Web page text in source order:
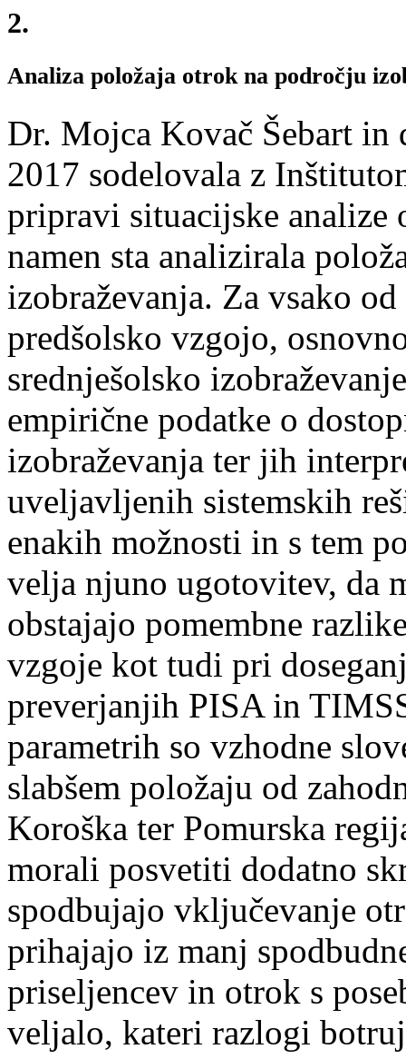
2.
Analiza položaja otrok na področju
Dr. Mojca Kovač Šebart in
2017 sodelovala z
pripravi situacijske
namen sta analizirala
izobraževanja. Za vsako
predšolsko vzgojo,
srednješolsko
empirične podatke o
izobraževanja ter jih
uveljavljenih sistemskih
enakih možnosti in s tem
velja njuno ugotovitev, da
obstajajo pomembne
vzgoje kot tudi pri
preverjanjih PISA in
parametrih so vzhodne
slabšem položaju od
Koroška ter Pomurska
morali posvetiti dodatno
spodbujajo vključevanje
prihajajo iz manj
priseljencev in otrok s
veljalo, kateri razlogi